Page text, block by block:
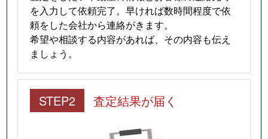
を入力して依頼完了。早ければ数時間程度で依
頼をした会社から連絡がきます。
希望や相談する内容があれば、その内容も伝え
ましょう。
STEP2 査定結果が届く